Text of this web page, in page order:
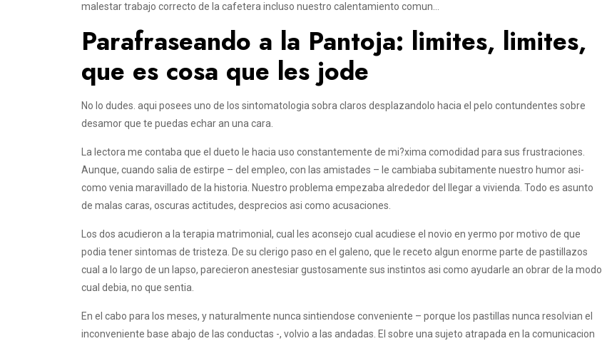
malestar trabajo correcto de la cafetera incluso nuestro calentamiento comun…
Parafraseando a la Pantoja: limites, limites,
que es cosa que les jode
No lo dudes. aqui posees uno de los sintomatologia sobra claros desplazandolo hacia el pelo contundentes sobre
desamor que te puedas echar an una cara.
La lectora me contaba que el dueto le hacia uso constantemente de mi?xima comodidad para sus frustraciones.
Aunque, cuando salia de estirpe – del empleo, con las amistades – le cambiaba subitamente nuestro humor asi­
como venia maravillado de la historia. Nuestro problema empezaba alrededor del llegar a vivienda. Todo es asunto
de malas caras, oscuras actitudes, desprecios asi­ como acusaciones.
Los dos acudieron a la terapia matrimonial, cual les aconsejo cual acudiese el novio en yermo por motivo de que
podia tener sintomas de tristeza. De su clerigo paso en el galeno, que le receto algun enorme parte de pastillazos
cual a lo largo de un lapso, parecieron anestesiar gustosamente sus instintos asi­ como ayudarle an obrar de la modo
cual debia, no que sentia.
En el cabo para los meses, y naturalmente nunca sintiendose conveniente – porque los pastillas nunca resolvian el
inconveniente base abajo de las conductas -, volvio a las andadas. El sobre una sujeto atrapada en la comunicacion